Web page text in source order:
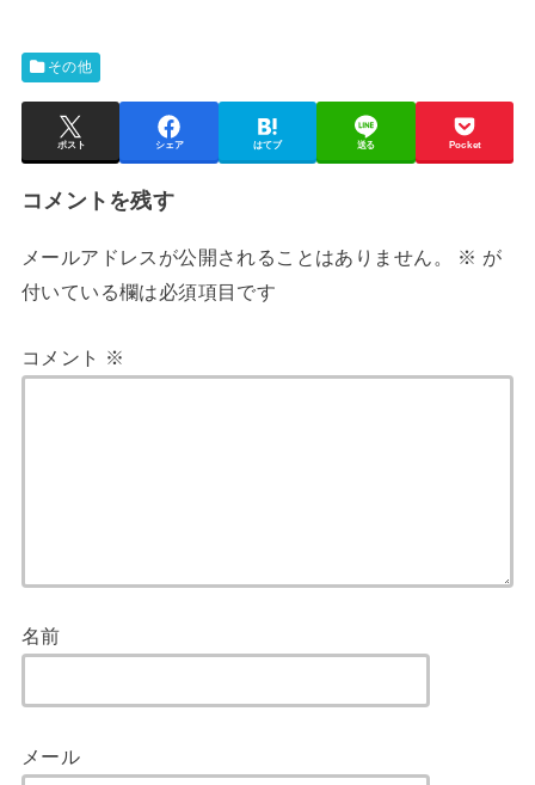
その他
ポスト シェア はてブ 送る Pocket
コメントを残す
メールアドレスが公開されることはありません。 ※ が
付いている欄は必須項目です
コメント ※
名前
メール